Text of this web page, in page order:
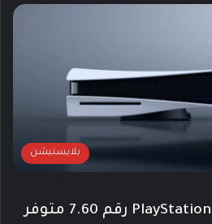
بلايستيشن
تحديث جهاز PlayStation 5 رقم 7.60 متوفر